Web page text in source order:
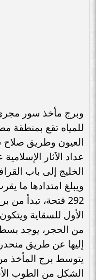
وبرج مأخذ سور
للمياه تقع بمنطقة
العيون وطريق صلاح
الخليج إلى باب
ويبلغ امتدادها ما
292 فتحة، تبدأ
الأول للسقاية
إليها عن طريق
يتوسط برج
الشكل من الطوب